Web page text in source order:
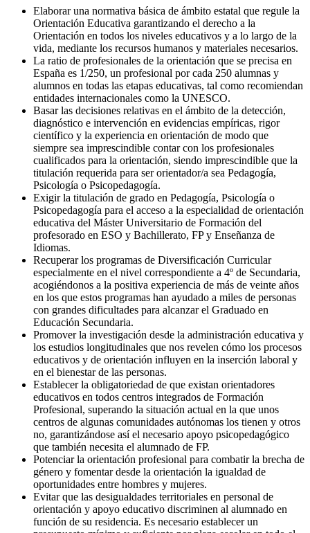
Elaborar una normativa básica de ámbito estatal que regule la
Orientación Educativa garantizando el derecho a la
Orientación en todos los niveles educativos y a lo largo de la
vida, mediante los recursos humanos y materiales necesarios.
La ratio de profesionales de la orientación que se precisa en
España es 1/250, un profesional por cada 250 alumnas y
alumnos en todas las etapas educativas, tal como recomiendan
entidades internacionales como la UNESCO.
Basar las decisiones relativas en el ámbito de la detección,
diagnóstico e intervención en evidencias empíricas, rigor
científico y la experiencia en orientación de modo que
siempre sea imprescindible contar con los profesionales
cualificados para la orientación, siendo imprescindible que la
titulación requerida para ser orientador/a sea Pedagogía,
Psicología o Psicopedagogía.
Exigir la titulación de grado en Pedagogía, Psicología o
Psicopedagogía para el acceso a la especialidad de orientación
educativa del Máster Universitario de Formación del
profesorado en ESO y Bachillerato, FP y Enseñanza de
Idiomas.
Recuperar los programas de Diversificación Curricular
especialmente en el nivel correspondiente a 4º de Secundaria,
acogiéndonos a la positiva experiencia de más de veinte años
en los que estos programas han ayudado a miles de personas
con grandes dificultades para alcanzar el Graduado en
Educación Secundaria.
Promover la investigación desde la administración educativa y
los estudios longitudinales que nos revelen cómo los procesos
educativos y de orientación influyen en la inserción laboral y
en el bienestar de las personas.
Establecer la obligatoriedad de que existan orientadores
educativos en todos centros integrados de Formación
Profesional, superando la situación actual en la que unos
centros de algunas comunidades autónomas los tienen y otros
no, garantizándose así el necesario apoyo psicopedagógico
que también necesita el alumnado de FP.
Potenciar la orientación profesional para combatir la brecha de
género y fomentar desde la orientación la igualdad de
oportunidades entre hombres y mujeres.
Evitar que las desigualdades territoriales en personal de
orientación y apoyo educativo discriminen al alumnado en
función de su residencia. Es necesario establecer un